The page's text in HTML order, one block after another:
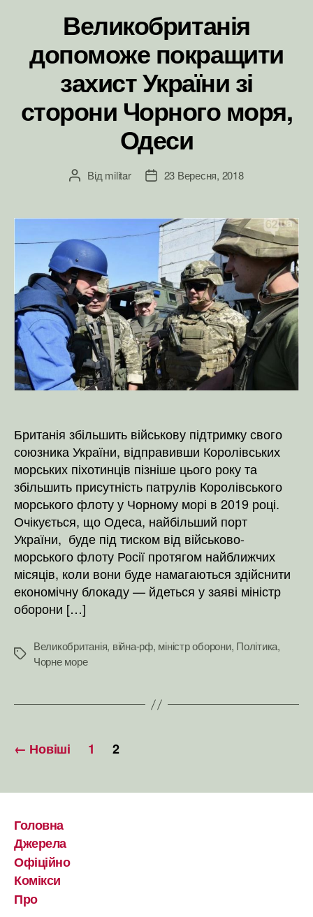
Великобританія
допоможе покращити
захист України зі
сторони Чорного моря,
Одеси
Автор
Відmilitar
Дата23 Вересня, 2018
Британія збільшить військову підтримку свого
союзника України, відправивши Королівських
морських піхотинців пізніше цього року та
збільшить присутність патрулів Королівського
морського флоту у Чорному морі в 2019 році.
Очікується, що Одеса, найбільший порт
України, буде під тиском від військово-
морського флоту Росії протягом найближчих
місяців, коли вони буде намагаються здійснити
економічну блокаду — йдеться у заяві міністр
оборони […]
Позначки
Великобританія, війна-рф, міністр оборони, Політика,
Чорне море
Пагінація
← Новіші 1 2
Головна
Джерела
Офіційно
Комікси
Про